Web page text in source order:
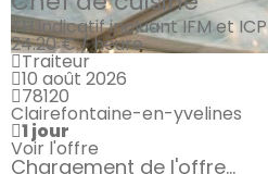
TH indicatif incluant IFM et ICP
24.20 € / heure
Traiteur
10 août 2026
78120
Clairefontaine-en-yvelines
1 jour
Voir l'offre
Chargement de l'offre...